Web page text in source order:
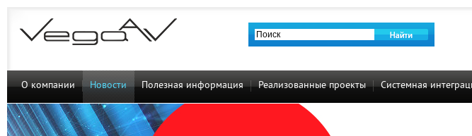
О компании Новости Полезная информация Реализованные проекты Системная